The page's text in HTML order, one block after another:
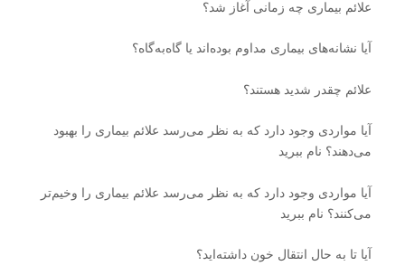
علائم بیماری چه زمانی آغاز شد؟
آیا نشانه‌های بیماری مداوم بوده‌اند یا گاه‌به‌گاه؟
علائم چقدر شدید هستند؟
آیا مواردی وجود دارد که به نظر می‌رسد علائم بیماری را بهبود
می‌دهند؟ نام ببرید
آیا مواردی وجود دارد که به نظر می‌رسد علائم بیماری را وخیم‌تر
می‌کنند؟ نام ببرید
آیا تا به حال انتقال خون داشته‌اید؟